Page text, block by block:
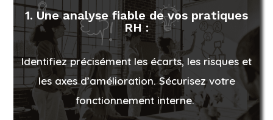
1. Une analyse fiable de vos pratiques
RH :
Identifiez précisément les écarts, les risques et
les axes d’amélioration. Sécurisez votre
fonctionnement interne.